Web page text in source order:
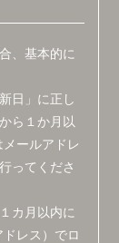
、基本的に
日」に正し
ら１か月以
ールアドレ
ってくださ
カ月以内に
レス）でロ